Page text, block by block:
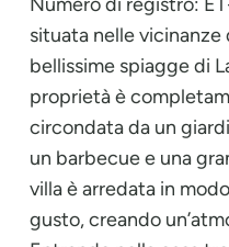
situata nelle vicinanze
bellissime spiagge di
proprietà è
circondata da un
un barbecue e una
villa è arredata in
gusto, creando